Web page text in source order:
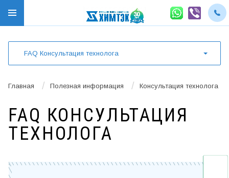
FAQ Консультация технолога
Главная / Полезная информация / Консультация технолога
FAQ КОНСУЛЬТАЦИЯ
ТЕХНОЛОГА